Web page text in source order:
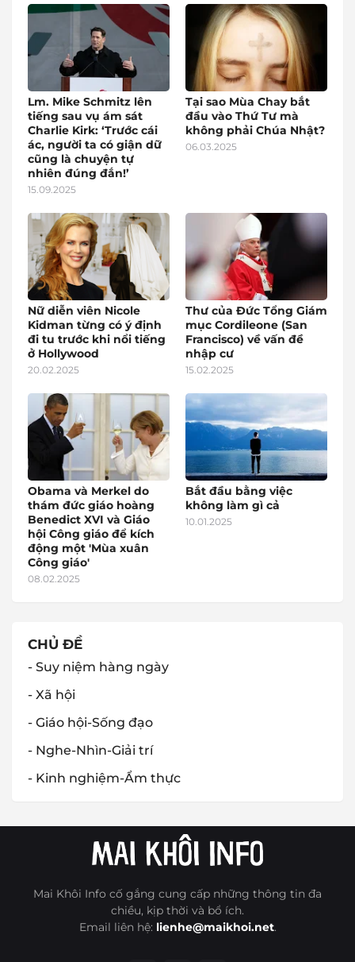
Lm. Mike Schmitz lên
tiếng sau vụ ám sát
Charlie Kirk: ‘Trước cái
ác, người ta có giận dữ
cũng là chuyện tự
nhiên đúng đắn!’
15.09.2025
Tại sao Mùa Chay bắt
đầu vào Thứ Tư mà
không phải Chúa Nhật?
06.03.2025
Nữ diễn viên Nicole
Kidman từng có ý định
đi tu trước khi nổi tiếng
ở Hollywood
20.02.2025
Thư của Đức Tổng Giám
mục Cordileone (San
Francisco) về vấn đề
nhập cư
15.02.2025
Obama và Merkel do
thám đức giáo hoàng
Benedict XVI và Giáo
hội Công giáo để kích
động một 'Mùa xuân
Công giáo'
08.02.2025
Bắt đầu bằng việc
không làm gì cả
10.01.2025
CHỦ ĐỀ
- Suy niệm hàng ngày
- Xã hội
- Giáo hội-Sống đạo
- Nghe-Nhìn-Giải trí
- Kinh nghiệm-Ẩm thực
Mai Khôi Info cố gắng cung cấp những thông tin đa
chiều, kịp thời và bổ ích.
Email liên hệ: lienhe@maikhoi.net.